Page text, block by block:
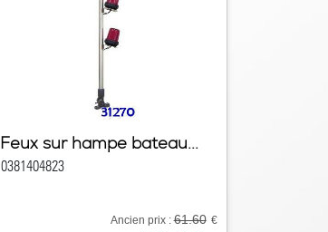
Feux sur hampe bateau...
0381404823
Ancien prix :61.60 €